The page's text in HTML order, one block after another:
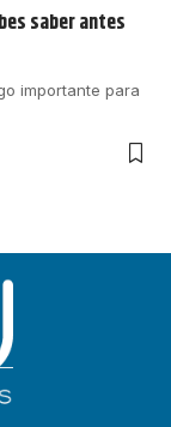
saber antes
importante para